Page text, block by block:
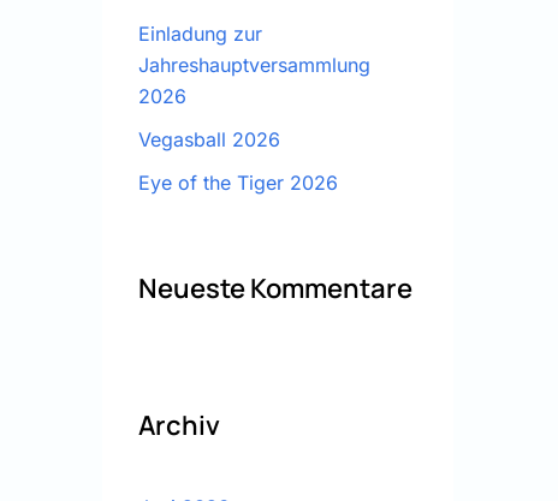
Einladung zur
Jahreshauptversammlung
2026
Vegasball 2026
Eye of the Tiger 2026
Neueste Kommentare
Archiv